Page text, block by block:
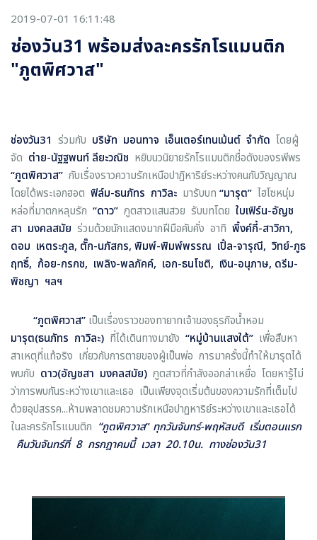
2019-07-01 16:11:48
ช่องวัน31 พร้อมส่งละครรักโรแมนติก
"ภูตพิศวาส"
ช่องวัน31 ร่วมกับ บริษัท มอนทาจ เอ็นเตอร์เทนเม้นต์ จำกัด โดยผู้
จัด ต่าย-นัฐฐพนท์ ลียะวณิช หยิบนวนิยายรักโรแมนติกชื่อดังของรพีพร
“ภูตพิศวาส” กับเรื่องราวความรักเหนือปาฏิหาริย์ระหว่างคนกับวิญญาณ
โดยได้พระเอกฮอต ฟิล์ม-ธนภัทร กาวิละ มารับบท “มารุต” ไฮโซหนุ่ม
หล่อที่มาตกหลุมรัก “ดาว” ภูตสาวแสนสวย รับบทโดย ใบเฟิร์น-อัญช
สา มงคลสมัย ร่วมด้วยนักแสดงมากฝีมือคับคั่ง อาทิ พิ้งค์กี้-สาวิกา,
ดอม เหตระกูล, ตั๊ก-นภัสกร, พิมพ์-พิมพ์พรรณ เปิ้ล-จารุณี, วิทย์-ภูธ
ฤทธิ์, ก้อย-กรกช, เพลิง-พลภัคค์, เอก-ธนโชติ, เงิน-อนุภาษ, ดรีม-
พิชญา ฯลฯ
“ภูตพิศวาส” เป็นเรื่องราวของทายาทเจ้าของธุรกิจน้ำหอม
มารุต(ธนภัทร กาวิละ) ที่ได้เดินทางมายัง “หมู่บ้านแสงใต้” เพื่อสืบหา
สาเหตุที่แท้จริง เกี่ยวกับการตายของผู้เป็นพ่อ การมาครั้งนี้ทำให้มารุตได้
พบกับ ดาว(อัญชสา มงคลสมัย) ภูตสาวที่กำลังออกล่าเหยื่อ โดยหารู้ไม่
ว่าการพบกันระหว่างเขาและเธอ เป็นเพียงจุดเริ่มต้นของความรักที่เต็มไป
ด้วยอุปสรรค...ห้ามพลาดชมความรักเหนือปาฏหาริย์ระหว่างเขาและเธอได้
ในละครรักโรแมนติก “ภูตพิศวาส” ทุกวันจันทร์-พฤหัสบดี เริ่มตอนแรก
คืนวันจันทร์ที่ 8 กรกฎาคมนี้ เวลา 20.10น. ทางช่องวัน31